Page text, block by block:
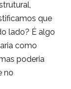
que
lado? É algo
como
poderia
no